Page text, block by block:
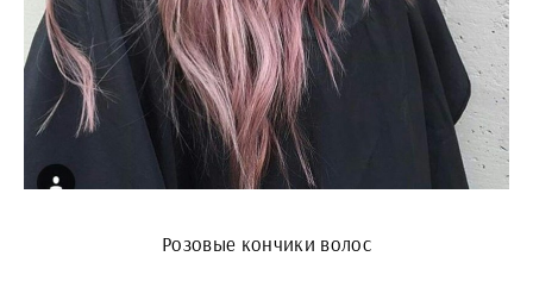
Розовые кончики волос